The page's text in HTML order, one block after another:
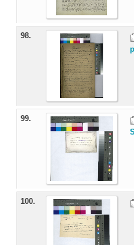
98.
99.
100.